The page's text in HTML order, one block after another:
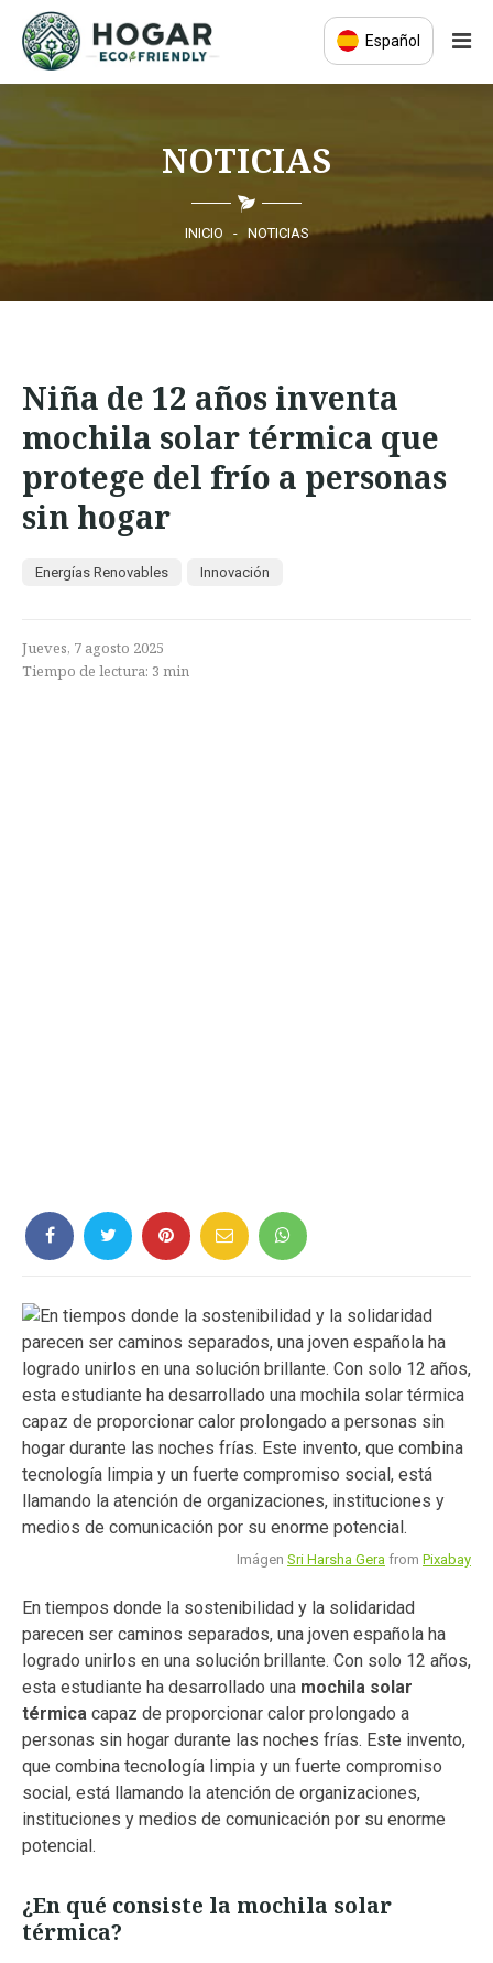
Español
CONTACTO
NOTICIAS
INICIO - NOTICIAS
Niña de 12 años inventa
mochila solar térmica que
protege del frío a personas
sin hogar
Energías Renovables Innovación
Jueves, 7 agosto 2025
Tiempo de lectura: 3 min
Imágen Sri Harsha Gera from Pixabay
En tiempos donde la sostenibilidad y la solidaridad
parecen ser caminos separados, una joven española ha
logrado unirlos en una solución brillante. Con solo 12 años,
esta estudiante ha desarrollado una mochila solar
térmica capaz de proporcionar calor prolongado a
personas sin hogar durante las noches frías. Este invento,
que combina tecnología limpia y un fuerte compromiso
social, está llamando la atención de organizaciones,
instituciones y medios de comunicación por su enorme
potencial.
¿En qué consiste la mochila solar
térmica?